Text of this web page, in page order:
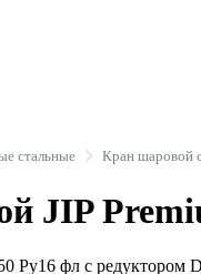
стальные
JIP